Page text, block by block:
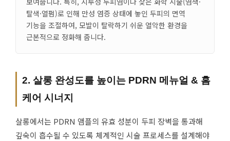
탈색·열펌)로 인해 만성 염증 상태에 놓인 두피의 면역
기능을 조절하여, 모발이 탈락하기 쉬운 열악한 환경을
근본적으로 정화해 줍니다.
2. 살롱 완성도를 높이는 PDRN 메뉴얼 & 홈
케어 시너지
살롱에서는 PDRN 앰플의 유효 성분이 두피 장벽을 통과해
깊숙이 흡수될 수 있도록 체계적인 시술 프로세스를 설계해야